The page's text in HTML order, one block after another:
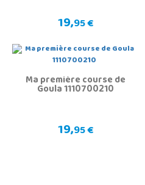
19,95 €
Ma première course de
Goula 1110700210
19,95 €